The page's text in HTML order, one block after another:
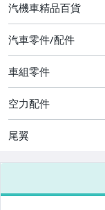
古董、藝術與礦石
手機、配件與通訊
美容保養與彩妝
電腦、平板與周邊
相機、攝影與周邊
汽機車精品百貨
汽車零件/配件
車組零件
空力配件
尾翼